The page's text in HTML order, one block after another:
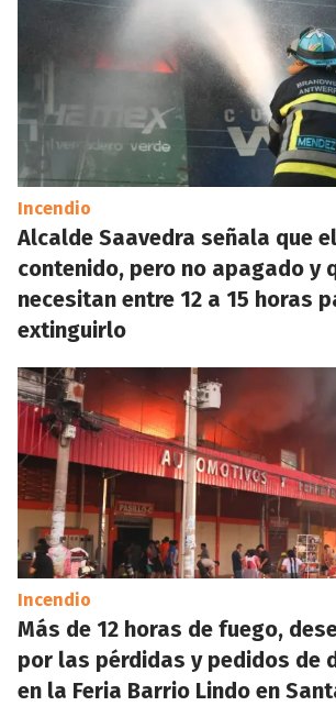
Incendio
Alcalde Saavedra señala que
contenido, pero no apagado y
necesitan entre 12 a 15 horas
extinguirlo
Incendio
Más de 12 horas de fuego,
por las pérdidas y pedidos de
en la Feria Barrio Lindo en